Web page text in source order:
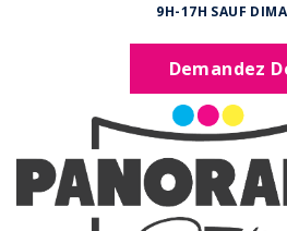
9H-17H SAUF
Demandez